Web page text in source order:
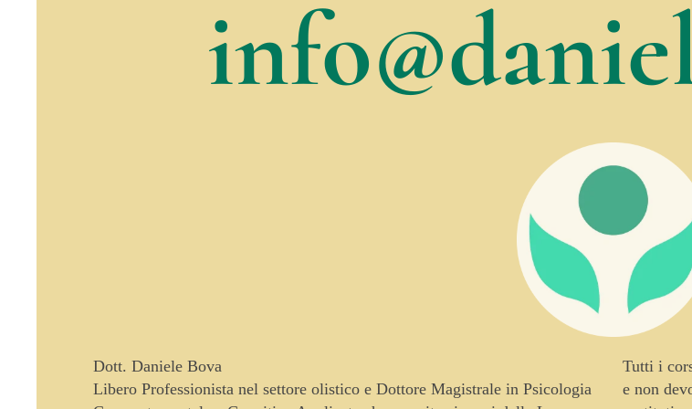
Dott. Daniele Bova
Libero Professionista nel settore olistico e Dottore Magistrale in Psicologia
Tutti i
e non